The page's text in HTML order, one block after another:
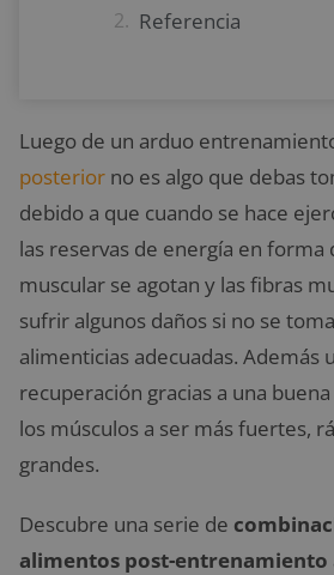
Referencia
Luego de un arduo
posterior no es algo que debas
debido a que cuando se hace
las reservas de energía en forma
muscular se agotan y las fibras
sufrir algunos daños si no se
alimenticias adecuadas. Además
recuperación gracias a una
los músculos a ser más fuertes,
grandes.
Descubre una serie de
alimentos post-entrenamiento